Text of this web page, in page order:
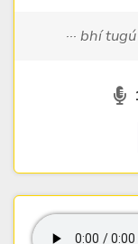
··· bhí